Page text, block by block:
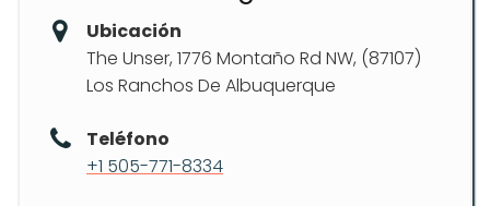
Ubicación
The Unser, 1776 Montaño Rd NW, (87107)
Los Ranchos De Albuquerque
Teléfono
+1 505-771-8334